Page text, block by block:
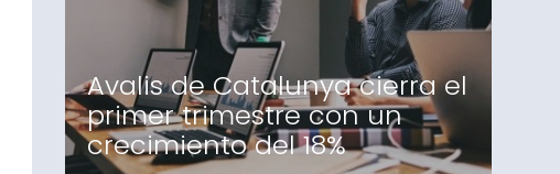
Avalis de Catalunya cierra el
primer trimestre con un
crecimiento del 18%